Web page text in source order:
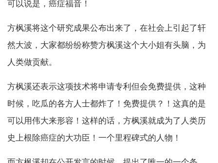
可以说是，癌症福音！
方枫溪将这个研究成果公布出来了，在社会上引起了轩
然大波，大家都纷纷称赞方枫溪这个大小姐有头脑，为
人类做贡献。
方枫溪还表示这项技术将申请专利但会免费提供，这种
时候，吃瓜的各方人士都炸了！免费提供？！这真的是
可以用伟大来形容！这样的话，方枫溪就成为了人类历
史上根除癌症的大功臣！一个里程碑式的人物！